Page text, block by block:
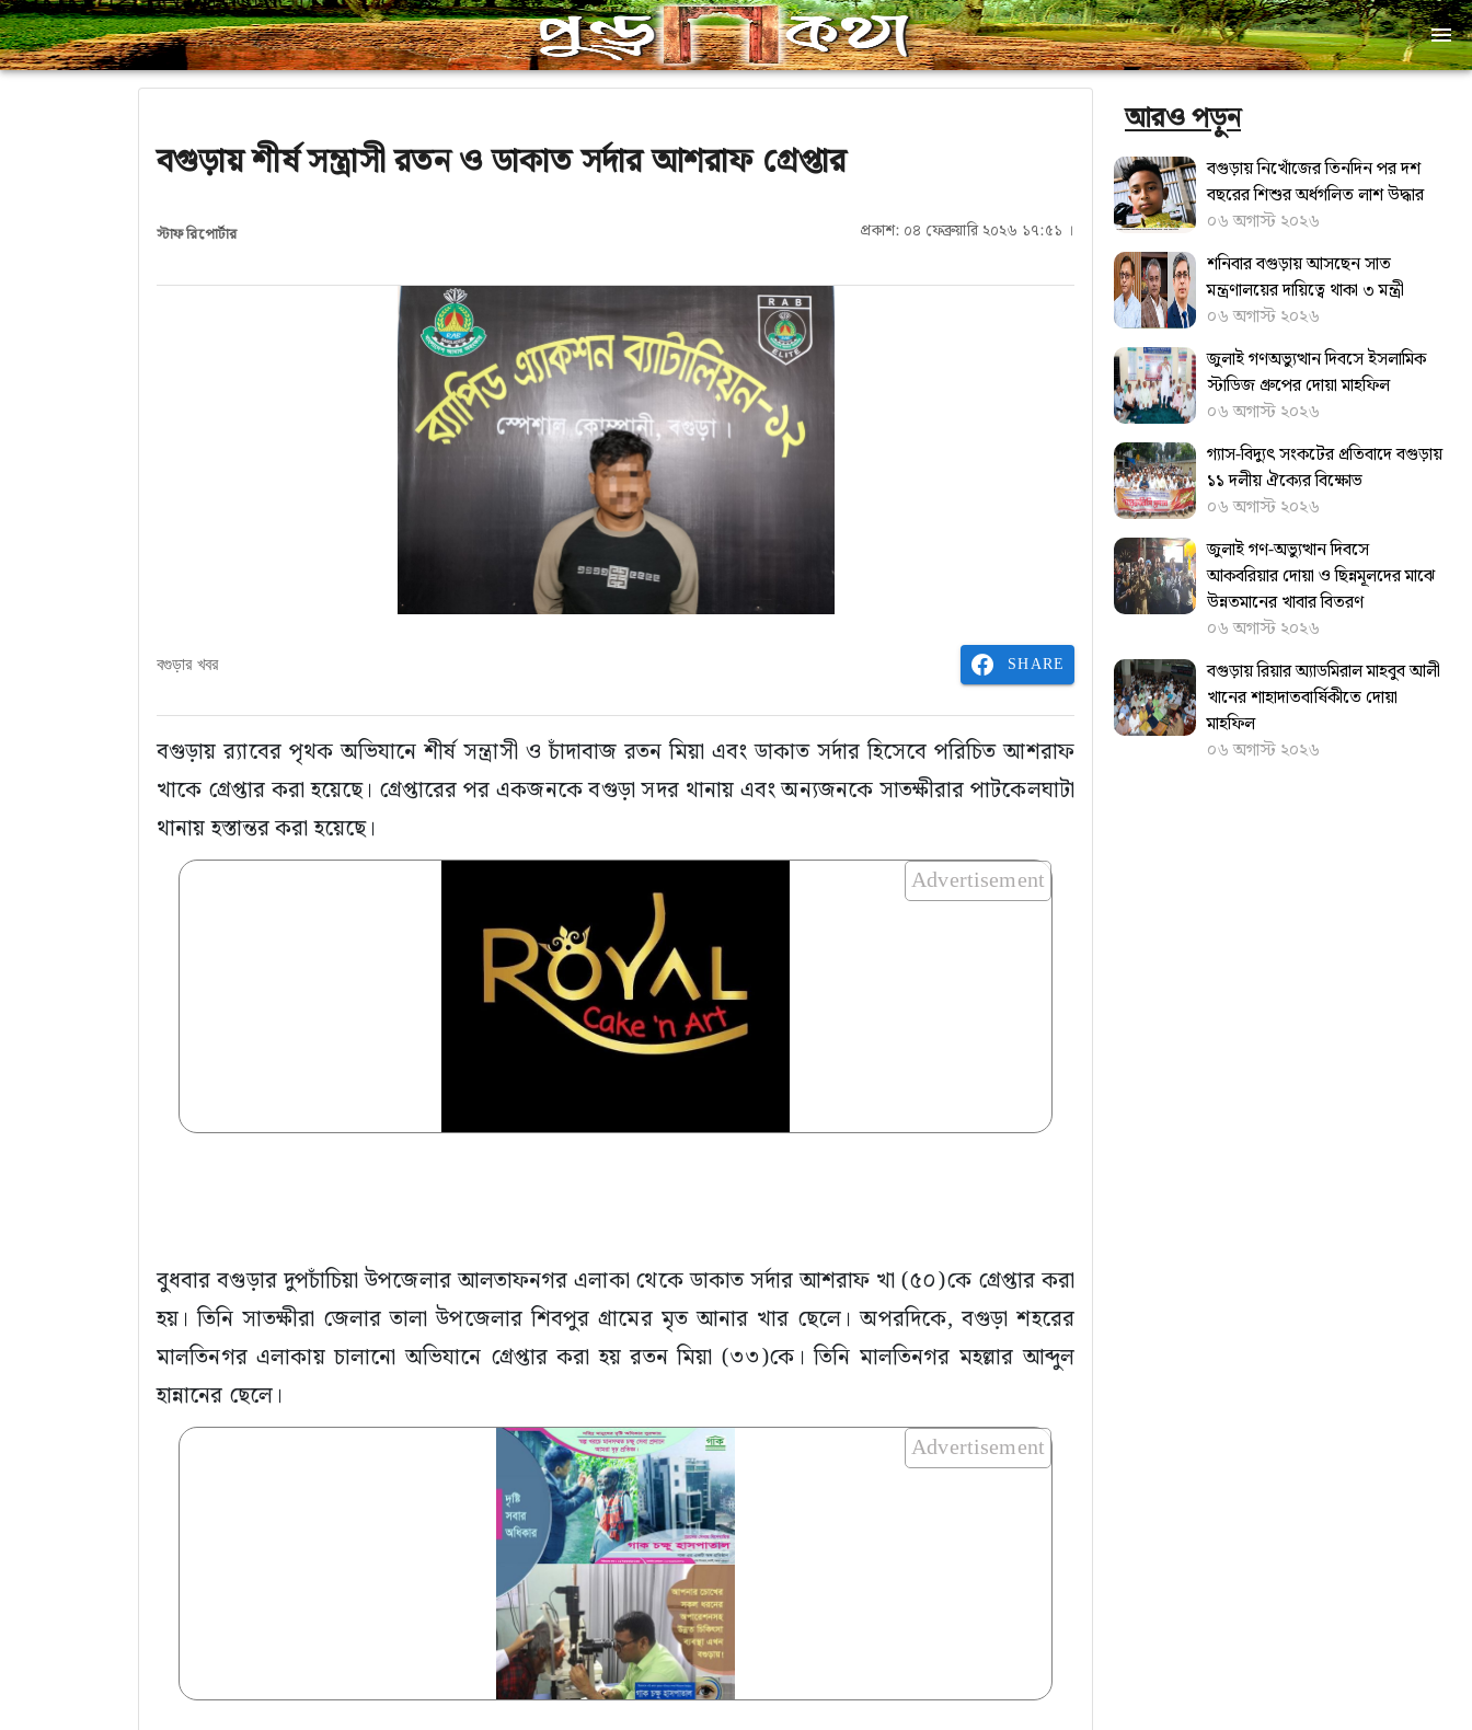
বগুড়ায় শীর্ষ সন্ত্রাসী রতন ও ডাকাত সর্দার আশরাফ গ্রেপ্তার
স্টাফ রিপোর্টার প্রকাশ: ০৪ ফেব্রুয়ারি ২০২৬ ১৭:৫১ ।
বগুড়ার খবর SHARE
বগুড়ায় র‍্যাবের পৃথক অভিযানে শীর্ষ সন্ত্রাসী ও চাঁদাবাজ রতন মিয়া এবং ডাকাত সর্দার হিসেবে পরিচিত আশরাফ
খাকে গ্রেপ্তার করা হয়েছে। গ্রেপ্তারের পর একজনকে বগুড়া সদর থানায় এবং অন্যজনকে সাতক্ষীরার পাটকেলঘাটা
থানায় হস্তান্তর করা হয়েছে।
Advertisement
বুধবার বগুড়ার দুপচাঁচিয়া উপজেলার আলতাফনগর এলাকা থেকে ডাকাত সর্দার আশরাফ খা (৫০)কে গ্রেপ্তার করা
হয়। তিনি সাতক্ষীরা জেলার তালা উপজেলার শিবপুর গ্রামের মৃত আনার খার ছেলে। অপরদিকে, বগুড়া শহরের
মালতিনগর এলাকায় চালানো অভিযানে গ্রেপ্তার করা হয় রতন মিয়া (৩৩)কে। তিনি মালতিনগর মহল্লার আব্দুল
হান্নানের ছেলে।
Advertisement
আরও পড়ুন
বগুড়ায় নিখোঁজের তিনদিন পর দশ
বছরের শিশুর অর্ধগলিত লাশ উদ্ধার
০৬ অগাস্ট ২০২৬
শনিবার বগুড়ায় আসছেন সাত
মন্ত্রণালয়ের দায়িত্বে থাকা ৩ মন্ত্রী
০৬ অগাস্ট ২০২৬
জুলাই গণঅভ্যুত্থান দিবসে ইসলামিক
স্টাডিজ গ্রুপের দোয়া মাহফিল
০৬ অগাস্ট ২০২৬
গ্যাস-বিদ্যুৎ সংকটের প্রতিবাদে বগুড়ায়
১১ দলীয় ঐক্যের বিক্ষোভ
০৬ অগাস্ট ২০২৬
জুলাই গণ-অভ্যুত্থান দিবসে
আকবরিয়ার দোয়া ও ছিন্নমূলদের মাঝে
উন্নতমানের খাবার বিতরণ
০৬ অগাস্ট ২০২৬
বগুড়ায় রিয়ার অ্যাডমিরাল মাহবুব আলী
খানের শাহাদাতবার্ষিকীতে দোয়া
মাহফিল
০৬ অগাস্ট ২০২৬